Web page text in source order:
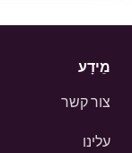
מֵידָע
צור קשר
עלינו